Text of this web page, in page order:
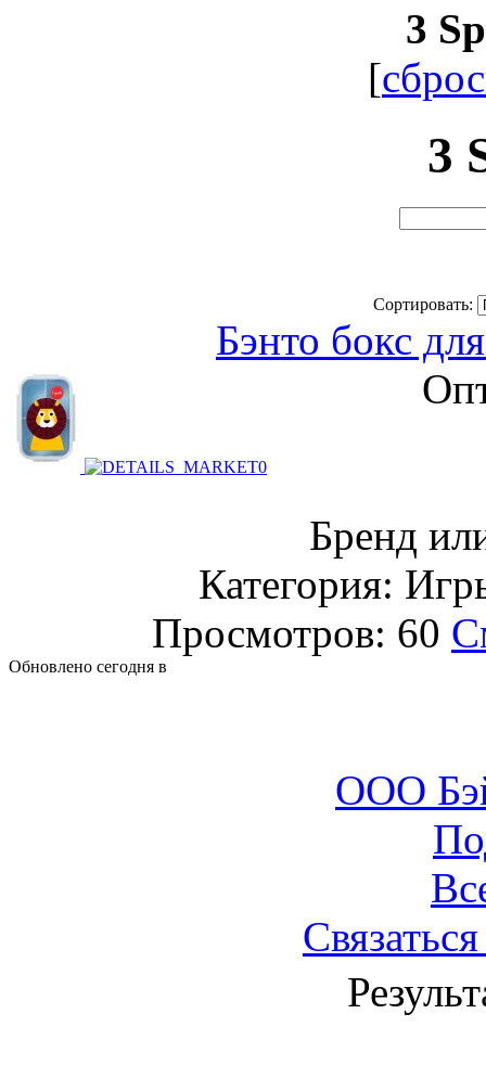
3
[
3
Сортировать:
Бэнто бокс
Бренд
Категория:
Просмотров: 60
Обновлено сегодня в
ООО